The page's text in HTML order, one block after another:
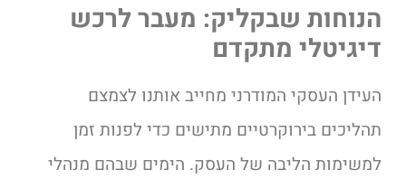
הנוחות שבקליק: מעבר לרכש
דיגיטלי מתקדם
העידן העסקי המודרני מחייב אותנו לצמצם
תהליכים בירוקרטיים מתישים כדי לפנות זמן
למשימות הליבה של העסק. הימים שבהם מנהלי